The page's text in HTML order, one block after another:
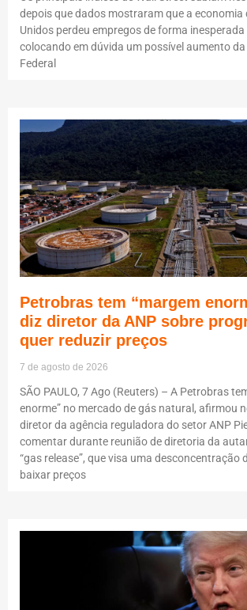
depois que dados mostraram que a economia
Unidos perdeu empregos de forma
colocando em dúvida um possível aumento
Federal
Petrobras tem “margem
diz diretor da ANP sobre
quer reduzir preços
7 de agosto de 2026
SÃO PAULO, 7 Ago (Reuters) – A Petrobras
enorme” no mercado de gás natural, afirmou
diretor da agência reguladora do setor ANP
comentar durante reunião de diretoria da
“gas release”, que visa uma desconcentração
baixar preços